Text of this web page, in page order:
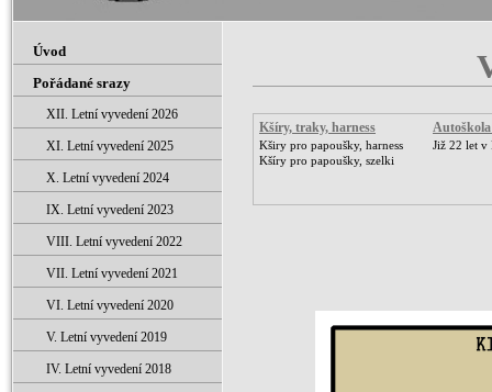
Kšíry, traky, harness
Kširy pro papoušky, harness
Kšíry pro papoušky, szelki
Již 22 let v
Úvod
Pořádané srazy
XII. Letní vyvedení 2026
XI. Letní vyvedení 2025
X. Letní vyvedení 2024
IX. Letní vyvedení 2023
VIII. Letní vyvedení 2022
VII. Letní vyvedení 2021
VI. Letní vyvedení 2020
V. Letní vyvedení 2019
IV. Letní vyvedení 2018